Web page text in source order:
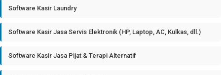
Software Kasir Laundry
Software Kasir Jasa Servis Elektronik (HP, Laptop, AC, Kulkas, dll.)
Software Kasir Jasa Pijat & Terapi Alternatif